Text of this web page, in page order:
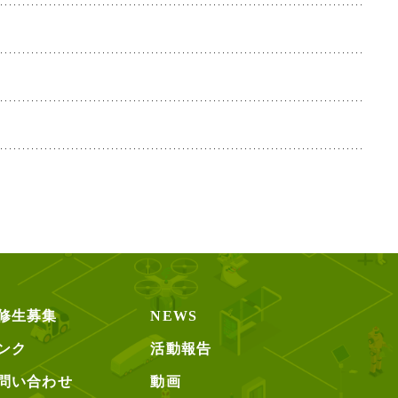
生募集
ク
い合わせ
NEWS
活動報告
動画